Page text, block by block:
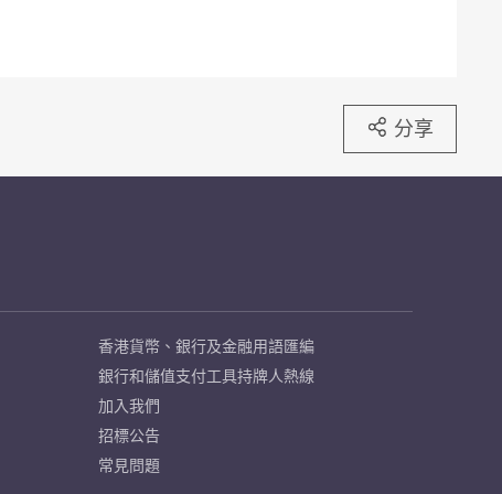
分享
香港貨幣、銀行及金融用語匯編
銀行和儲值支付工具持牌人熱線
加入我們
招標公告
常見問題